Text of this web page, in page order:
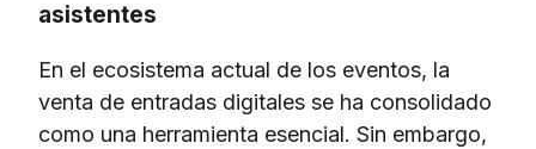
asistentes
En el ecosistema actual de los eventos, la
venta de entradas digitales se ha consolidado
como una herramienta esencial. Sin embargo,